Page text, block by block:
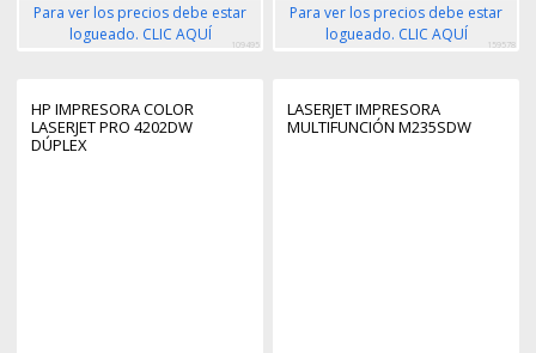
Para ver los precios debe estar
logueado. CLIC AQUÍ
109495
Para ver los precios debe estar
logueado. CLIC AQUÍ
159578
HP IMPRESORA COLOR
LASERJET PRO 4202DW
DÚPLEX
LASERJET IMPRESORA
MULTIFUNCIÓN M235SDW